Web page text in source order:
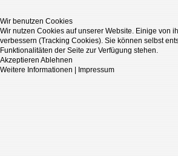
Wir benutzen Cookies
Wir nutzen Cookies auf unserer Website. Einige von
verbessern (Tracking Cookies). Sie können selbst
Funktionalitäten der Seite zur Verfügung stehen.
Akzeptieren Ablehnen
Weitere Informationen | Impressum